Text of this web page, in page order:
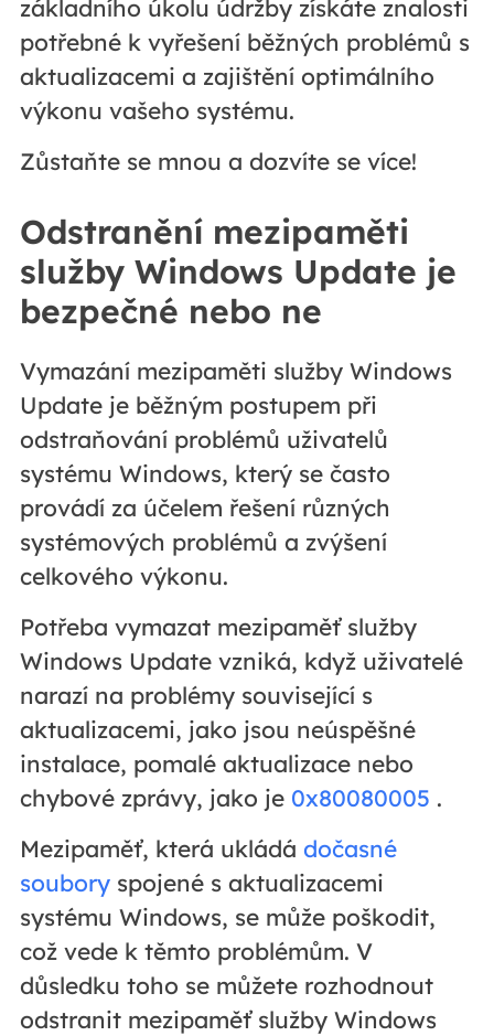
základního úkolu údržby získáte znalosti
potřebné k vyřešení běžných problémů s
aktualizacemi a zajištění optimálního
výkonu vašeho systému.
Zůstaňte se mnou a dozvíte se více!
Odstranění mezipaměti
služby Windows Update je
bezpečné nebo ne
Vymazání mezipaměti služby Windows
Update je běžným postupem při
odstraňování problémů uživatelů
systému Windows, který se často
provádí za účelem řešení různých
systémových problémů a zvýšení
celkového výkonu.
Potřeba vymazat mezipaměť služby
Windows Update vzniká, když uživatelé
narazí na problémy související s
aktualizacemi, jako jsou neúspěšné
instalace, pomalé aktualizace nebo
chybové zprávy, jako je 0x80080005 .
Mezipaměť, která ukládá dočasné
souboryspojené s aktualizacemi
systému Windows, se může poškodit,
což vede k těmto problémům. V
důsledku toho se můžete rozhodnout
odstranit mezipaměť služby Windows